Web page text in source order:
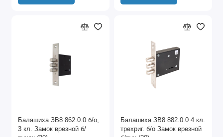
Балашиха ЗВ8 862.0.0 б/о,
3 кл. Замок врезной б/
Балашиха ЗВ8 882.0.0 4 кл.
трехриг. б/о Замок врезной